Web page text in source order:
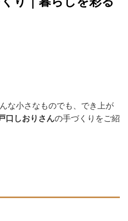
な小さなものでも、でき上が
口しおりさんの手づくりをご紹